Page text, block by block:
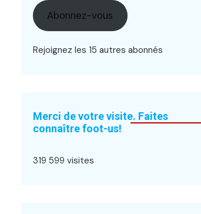
Abonnez-vous
Rejoignez les 15 autres abonnés
Merci de votre visite. Faites
connaître foot-us!
319 599 visites